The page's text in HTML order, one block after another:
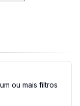
ou mais filtros